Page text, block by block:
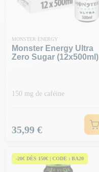
MONSTER ENERGY
Monster Energy Ultra
Zero Sugar (12x500ml)
150 mg de caféine
Prix
35,99 €
-20€ DÈS 150€ | CODE : BA20